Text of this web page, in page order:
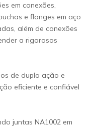
em conexões,
e flanges em aço
além de conexões
a rigorosos
de dupla ação e
eficiente e confiável
juntas NA1002 em